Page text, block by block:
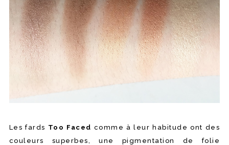
Les fards Too Faced comme à leur habitude ont des
couleurs superbes, une pigmentation de folie